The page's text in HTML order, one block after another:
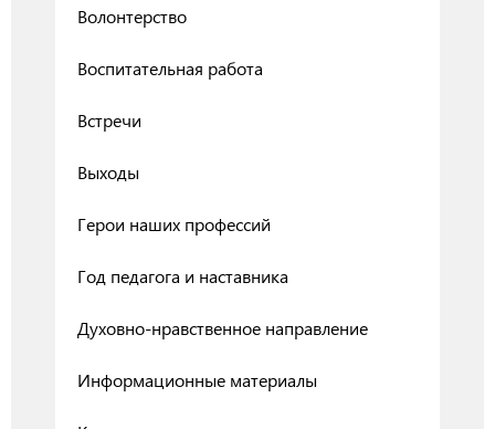
Волонтерство
Воспитательная работа
Встречи
Выходы
Герои наших профессий
Год педагога и наставника
Духовно-нравственное направление
Информационные материалы